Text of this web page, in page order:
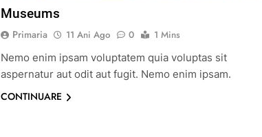
Museums
Primaria 11 Ani Ago 0
1 Mins
Nemo enim ipsam voluptatem quia voluptas sit
aspernatur aut odit aut fugit. Nemo enim ipsam.
CONTINUARE